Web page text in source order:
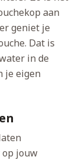
aan
geniet je
Dat is
in de
je eigen
jouw